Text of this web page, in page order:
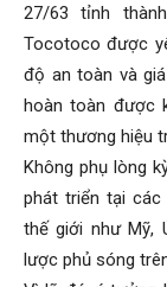
27/63 tỉnh
Tocotoco được
độ an toàn và
hoàn toàn được
một thương hiệu
Không phụ lòng
phát triển tại
thế giới như Mỹ,
lược phủ sóng